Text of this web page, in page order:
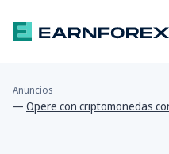
Anuncios
— Opere con criptomonedas